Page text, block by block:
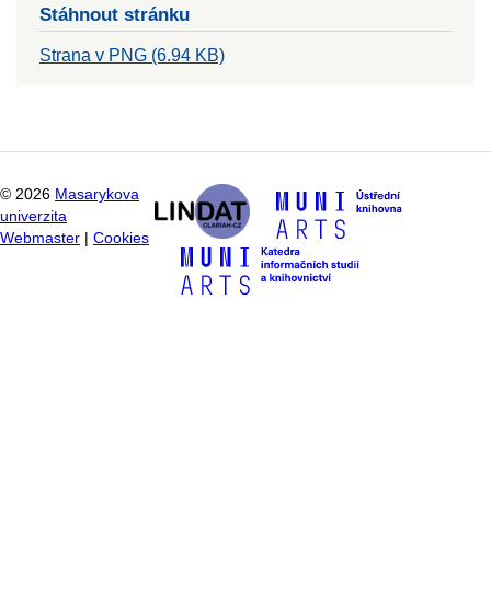
Stáhnout stránku
Strana v PNG (6.94 KB)
© 2026 Masarykova
univerzita
Webmaster
Cookies